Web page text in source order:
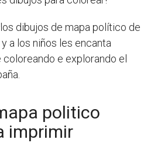
dibujos de mapa político de
a los niños les encanta
e explorando el
politico
imprimir